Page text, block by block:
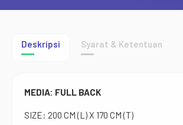
Deskripsi Syarat & Ketentuan
MEDIA: FULL BACK
SIZE: 200 CM (L) X 170 CM (T)